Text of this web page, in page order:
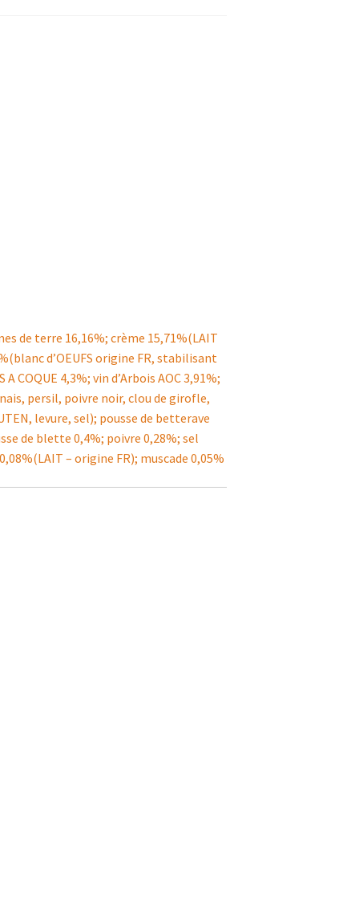
de terre 16,16%; crème 15,71%(LAIT
d’OEUFS origine FR, stabilisant
COQUE 4,3%; vin d’Arbois AOC 3,91%;
persil, poivre noir, clou de girofle,
levure, sel); pousse de betterave
de blette 0,4%; poivre 0,28%; sel
– origine FR); muscade 0,05%